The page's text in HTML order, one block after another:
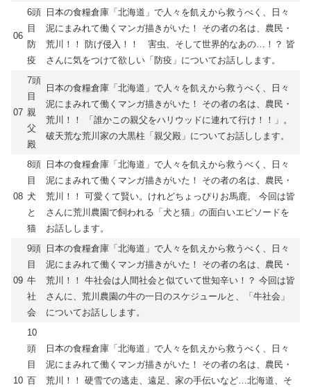
06
6頭
目
防
疫
日本の食糧倉庫「北海道」で人々を飢えから救うべく、日々
泥にまみれて働くマンガ描きがいた！ その者の名は、農民・
荒川！！ 防げ侵入！！ 害虫、そして世界的なあの…！？ 皆
さんに気をつけて欲しい「防疫」についてお話しします。
07
7頭
目
親
父
殿
日本の食糧倉庫「北海道」で人々を飢えから救うべく、日々
泥にまみれて働くマンガ描きがいた！ その者の名は、農民・
荒川！！ 「誰かこの親父をハリウッドに連れて行け！！」。
破天荒な荒川家の大黒柱「親父殿」についてお話しします。
08
8頭
目
犬
と
猫
日本の食糧倉庫「北海道」で人々を飢えから救うべく、日々
泥にまみれて働くマンガ描きがいた！ その者の名は、農民・
荒川！！ 可愛くて賢い。けれどちょっぴりお馬鹿。 今回は皆
さんに荒川農園で飼われる「犬と猫」の面白いエピソードを
お話しします。
09
9頭
目
牛
社
会
日本の食糧倉庫「北海道」で人々を飢えから救うべく、日々
泥にまみれて働くマンガ描きがいた！ その者の名は、農民・
荒川！！ 牛社会は人間社会と似ていて世知辛い！？ 今回は皆
さんに、荒川農園の牛の一日のスケジュールと、「牛社会」
についてお話しします。
10
10
頭
目
百
日本の食糧倉庫「北海道」で人々を飢えから救うべく、日々
泥にまみれて働くマンガ描きがいた！ その者の名は、農民・
荒川！！ 硬雪での逃走、遠足、家の手伝いなど…北海道、そ